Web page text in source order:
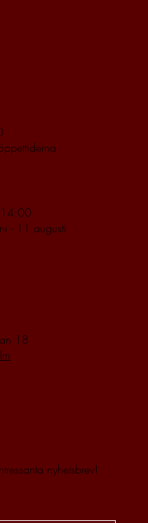
14:00
- 11 augusti
18
nyhetsbrev!